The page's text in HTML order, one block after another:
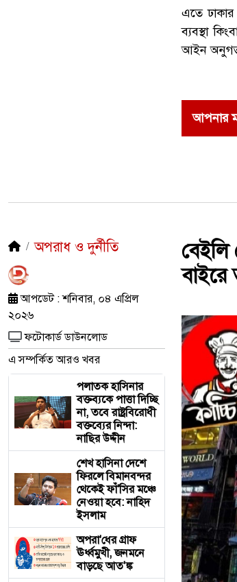
‎এতে
ব্যবস্থা
আইন
আপনার
অপরাধ ও দুর্নীতি
আপডেট : শনিবার, ০৪ এপ্রিল
২০২৬
ফটোকার্ড ডাউনলোড
এ সম্পর্কিত আরও খবর
পলাতক হাসিনার
বক্তব্যকে পাত্তা দিচ্ছি
না, তবে রাষ্ট্রবিরোধী
বক্তব্যের নিন্দা:
নাছির উদ্দীন
শেখ হাসিনা দেশে
ফিরলে বিমানবন্দর
থেকেই ফাঁ'সির মঞ্চে
নেওয়া হবে: নাহিদ
ইসলাম
অপরা'ধের গ্রাফ
ঊর্ধ্বমুখী, জনমনে
বাড়ছে আত'ঙ্ক
বাইরে